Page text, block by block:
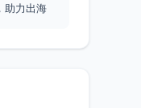
助力出海